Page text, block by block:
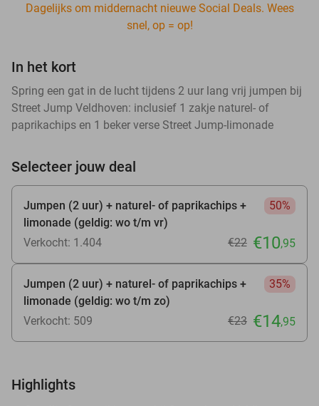
Dagelijks om middernacht nieuwe Social Deals. Wees
snel, op = op!
In het kort
Spring een gat in de lucht tijdens 2 uur lang vrij jumpen bij
Street Jump Veldhoven: inclusief 1 zakje naturel- of
paprikachips en 1 beker verse Street Jump-limonade
Selecteer jouw deal
Jumpen (2 uur) + naturel- of paprikachips +
limonade (geldig: wo t/m vr)
50%
Verkocht: 1.404 €22 €10,95
Jumpen (2 uur) + naturel- of paprikachips +
limonade (geldig: wo t/m zo)
35%
Verkocht: 509 €23 €14,95
Highlights